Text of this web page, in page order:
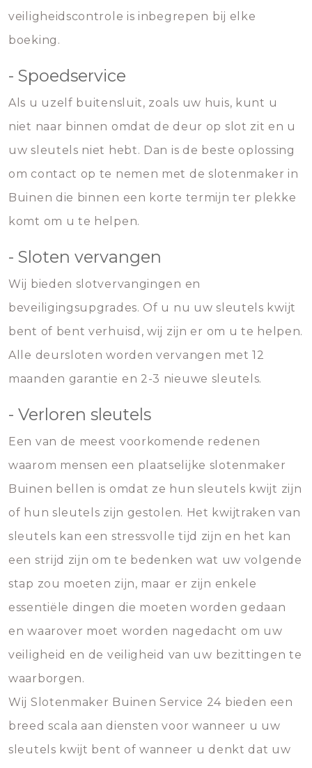
veiligheidscontrole is inbegrepen bij elke
boeking.
- Spoedservice
Als u uzelf buitensluit, zoals uw huis, kunt u
niet naar binnen omdat de deur op slot zit en u
uw sleutels niet hebt. Dan is de beste oplossing
om contact op te nemen met de slotenmaker in
Buinen die binnen een korte termijn ter plekke
komt om u te helpen.
- Sloten vervangen
Wij bieden slotvervangingen en
beveiligingsupgrades. Of u nu uw sleutels kwijt
bent of bent verhuisd, wij zijn er om u te helpen.
Alle deursloten worden vervangen met 12
maanden garantie en 2-3 nieuwe sleutels.
- Verloren sleutels
Een van de meest voorkomende redenen
waarom mensen een plaatselijke slotenmaker
Buinen bellen is omdat ze hun sleutels kwijt zijn
of hun sleutels zijn gestolen. Het kwijtraken van
sleutels kan een stressvolle tijd zijn en het kan
een strijd zijn om te bedenken wat uw volgende
stap zou moeten zijn, maar er zijn enkele
essentiële dingen die moeten worden gedaan
en waarover moet worden nagedacht om uw
veiligheid en de veiligheid van uw bezittingen te
waarborgen.
Wij Slotenmaker Buinen Service 24 bieden een
breed scala aan diensten voor wanneer u uw
sleutels kwijt bent of wanneer u denkt dat uw